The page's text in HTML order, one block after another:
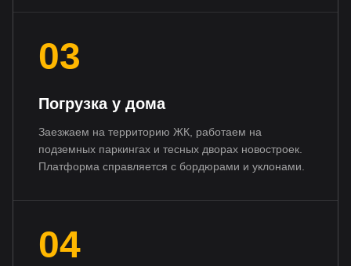
03
Погрузка у дома
Заезжаем на территорию ЖК, работаем на
подземных паркингах и тесных дворах новостроек.
Платформа справляется с бордюрами и уклонами.
04